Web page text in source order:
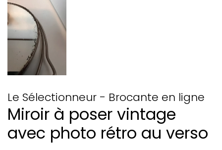
Le Sélectionneur - Brocante en ligne
Miroir à poser vintage
avec photo rétro au verso